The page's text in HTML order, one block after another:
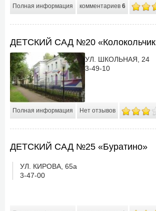
Полная информация комментариев 6
ДЕТСКИЙ САД №20
УЛ. ШКОЛЬНАЯ, 24
3-49-10
Полная информация Нет отзывов
ДЕТСКИЙ САД №25 «Буратино»
УЛ. КИРОВА, 65а
3-47-00